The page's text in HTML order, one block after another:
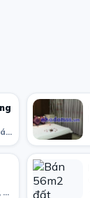
22 Triệu · 520 Cách Mạng Tháng Tám, phường 11, Quận 3, Thành phố Hồ Chí Minh, Việt Nam
1.68 Tỷ · Khu vực 2, Nguyễn Văn Cừ, An Khánh, Ninh Kiều, Cần Thơ, Việt Nam